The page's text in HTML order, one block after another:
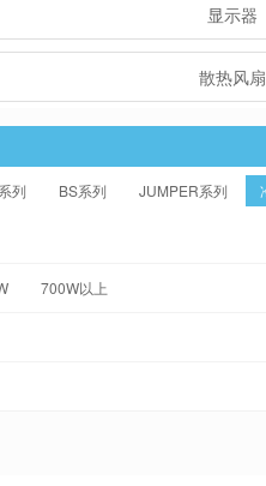
显示器
散热风扇
列 BS系列 JUMPER系列
700W以上